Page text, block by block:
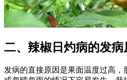
二、辣椒日灼病的发病
发病的直接原因是果面温度过高，